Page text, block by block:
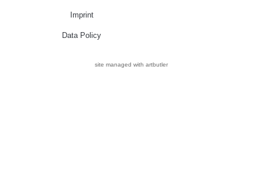
Imprint
Data Policy
site managed with artbutler